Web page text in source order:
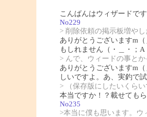
こんばんはウィザードで
No229
> 削除依頼の掲示板増や
ありがとうございますm
もしれません（・＿・；A
> んで、ウィードの事と
ありがとうございますm
しいですよ。あ、実釣で
> （保存版にしたいくら
本当ですか！？載せても
No235
>本当に僕も思います。ウ